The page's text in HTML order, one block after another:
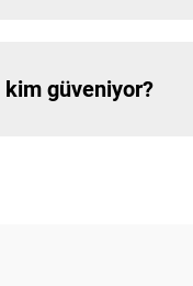
kim güveniyor?